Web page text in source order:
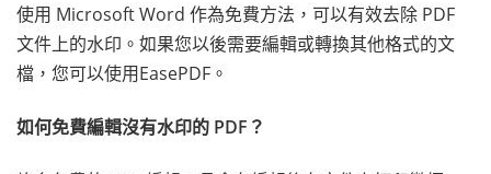
使用 Microsoft Word 作為免費方法，可以有效去除 PDF
文件上的水印。如果您以後需要編輯或轉換其他格式的文
檔，您可以使用EasePDF。
如何免費編輯沒有水印的 PDF？